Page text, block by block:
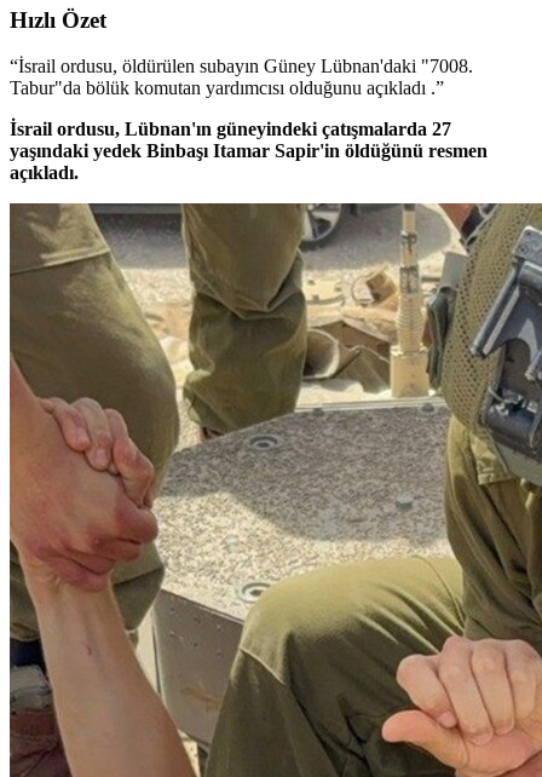
Hızlı Özet
“İsrail ordusu, öldürülen subayın Güney Lübnan'daki "7008.
Tabur"da bölük komutan yardımcısı olduğunu açıkladı .”
İsrail ordusu, Lübnan'ın güneyindeki çatışmalarda 27
yaşındaki yedek Binbaşı Itamar Sapir'in öldüğünü resmen
açıkladı.